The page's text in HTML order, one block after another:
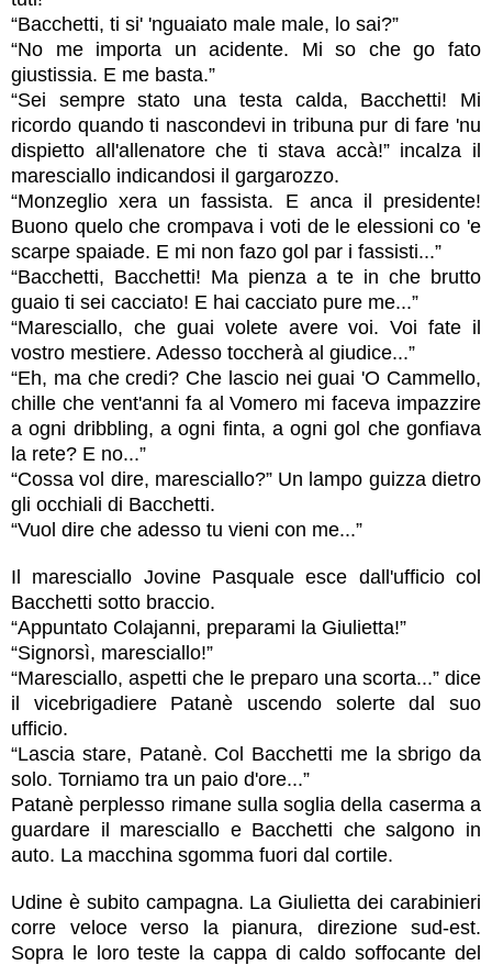
“Bacchetti, ti si' 'nguaiato male male, lo sai?”
“No me importa un acidente. Mi so che go fato
giustissia. E me basta.”
“Sei sempre stato una testa calda, Bacchetti! Mi
ricordo quando ti nascondevi in tribuna pur di fare 'nu
dispietto all'allenatore che ti stava accà!” incalza il
maresciallo indicandosi il gargarozzo.
“Monzeglio xera un fassista. E anca il presidente!
Buono quelo che crompava i voti de le elessioni co 'e
scarpe spaiade. E mi non fazo gol par i fassisti...”
“Bacchetti, Bacchetti! Ma pienza a te in che brutto
guaio ti sei cacciato! E hai cacciato pure me...”
“Maresciallo, che guai volete avere voi. Voi fate il
vostro mestiere. Adesso toccherà al giudice...”
“Eh, ma che credi? Che lascio nei guai 'O Cammello,
chille che vent'anni fa al Vomero mi faceva impazzire
a ogni dribbling, a ogni finta, a ogni gol che gonfiava
la rete? E no...”
“Cossa vol dire, maresciallo?” Un lampo guizza dietro
gli occhiali di Bacchetti.
“Vuol dire che adesso tu vieni con me...”
Il maresciallo Jovine Pasquale esce dall'ufficio col
Bacchetti sotto braccio.
“Appuntato Colajanni, preparami la Giulietta!”
“Signorsì, maresciallo!”
“Maresciallo, aspetti che le preparo una scorta...” dice
il vicebrigadiere Patanè uscendo solerte dal suo
ufficio.
“Lascia stare, Patanè. Col Bacchetti me la sbrigo da
solo. Torniamo tra un paio d'ore...”
Patanè perplesso rimane sulla soglia della caserma a
guardare il maresciallo e Bacchetti che salgono in
auto. La macchina sgomma fuori dal cortile.
Udine è subito campagna. La Giulietta dei carabinieri
corre veloce verso la pianura, direzione sud-est.
Sopra le loro teste la cappa di caldo soffocante del